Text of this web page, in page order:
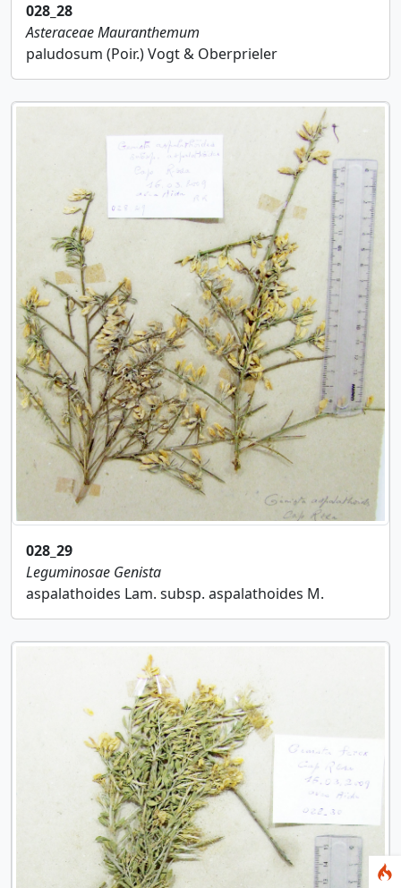
028_28
AsteraceaeMauranthemum
paludosum (Poir.) Vogt & Oberprieler
028_29
Leguminosae Genista
aspalathoides Lam. subsp. aspalathoides M.